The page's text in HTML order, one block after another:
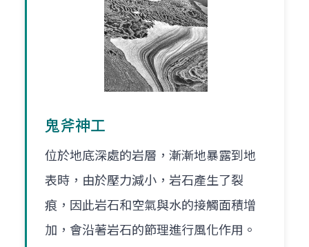
鬼斧神工
位於地底深處的岩層，漸漸地暴露到地
表時，由於壓力減小，岩石產生了裂
痕，因此岩石和空氣與水的接觸面積增
加，會沿著岩石的節理進行風化作用。